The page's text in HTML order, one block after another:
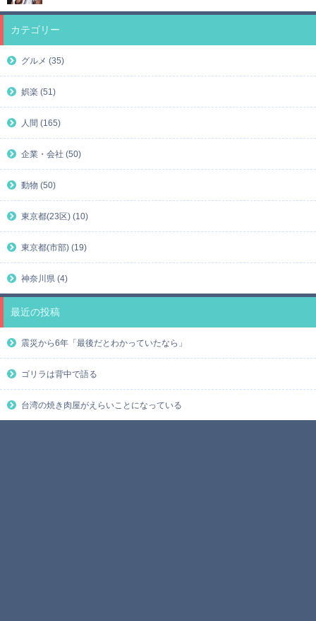
カテゴリー
グルメ (35)
娯楽 (51)
人間 (165)
企業・会社 (50)
動物 (50)
東京都(23区) (10)
東京都(市部) (19)
神奈川県 (4)
最近の投稿
震災から6年「最後だとわかっていたなら」
ゴリラは背中で語る
台湾の焼き肉屋がえらいことになっている